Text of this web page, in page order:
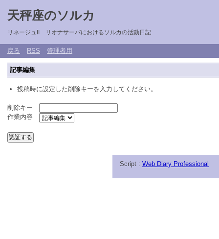
天秤座のソルカ
リネージュII リオナサーバにおけるソルカの活動日記
戻る RSS 管理者用
記事編集
投稿時に設定した削除キーを入力してください。
削除キー
作業内容
Script : Web Diary Professional